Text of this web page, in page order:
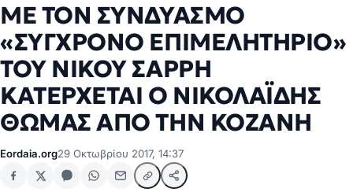
ΜΕ ΤΟΝ ΣΥΝΔΥΑΣΜΟ
«ΣΥΓΧΡΟΝΟ ΕΠΙΜΕΛΗΤΗΡΙΟ»
ΤΟΥ ΝΙΚΟΥ ΣΑΡΡΗ
ΚΑΤΕΡΧΕΤΑΙ Ο ΝΙΚΟΛΑΪΔΗΣ
ΘΩΜΑΣ ΑΠΟ ΤΗΝ ΚΟΖΑΝΗ
Eordaia.org29 Οκτωβρίου 2017, 14:37